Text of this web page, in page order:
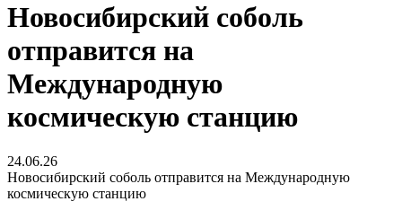
Новосибирский соболь
отправится на
Международную
космическую станцию
24.06.26
Новосибирский соболь отправится на Международную
космическую станцию